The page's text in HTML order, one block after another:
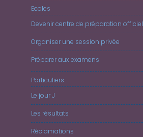
Ecoles
Devenir centre de préparation officiel
Organiser une session privée
Préparer aux examens
Particuliers
Le jour J
Les résultats
Réclamations